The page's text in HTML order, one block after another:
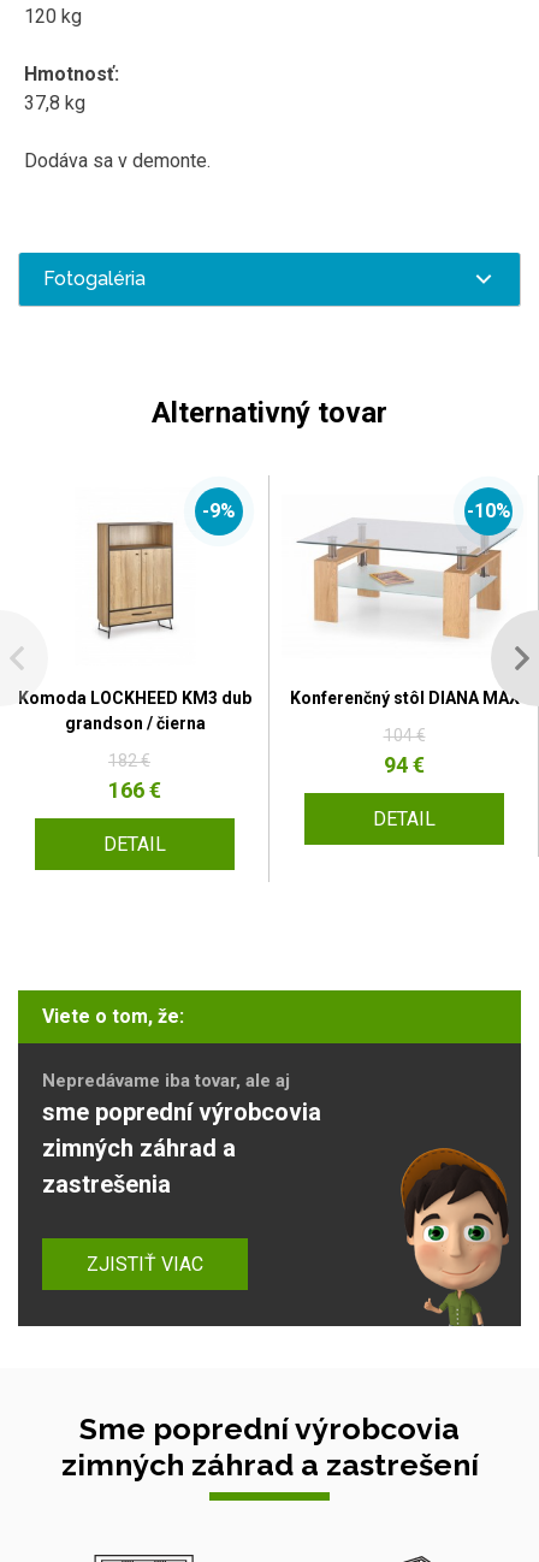
120 kg
Hmotnosť:
37,8 kg
Dodáva sa v demonte.
Fotogaléria
Alternativný tovar
-9%
Komoda LOCKHEED KM3 dub
grandson / čierna
182 €
166 €
DETAIL
-10%
Konferenčný stôl DIANA MAX
104 €
94 €
DETAIL
Viete o tom, že:
Nepredávame iba tovar, ale aj
sme poprední výrobcovia
zimných záhrad a
zastrešenia
ZJISTIŤ VIAC
Sme poprední výrobcovia
zimných záhrad a zastrešení